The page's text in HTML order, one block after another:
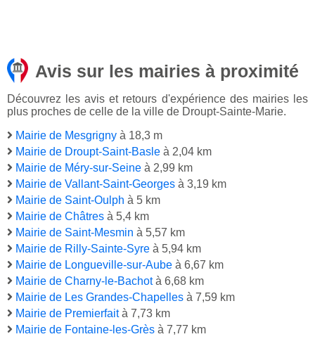
Avis sur les mairies à proximité
Découvrez les avis et retours d'expérience des mairies les
plus proches de celle de la ville de Droupt-Sainte-Marie.
Mairie de Mesgrigny à 18,3 m
Mairie de Droupt-Saint-Basle à 2,04 km
Mairie de Méry-sur-Seine à 2,99 km
Mairie de Vallant-Saint-Georges à 3,19 km
Mairie de Saint-Oulph à 5 km
Mairie de Châtres à 5,4 km
Mairie de Saint-Mesmin à 5,57 km
Mairie de Rilly-Sainte-Syre à 5,94 km
Mairie de Longueville-sur-Aube à 6,67 km
Mairie de Charny-le-Bachotà 6,68 km
Mairie de Les Grandes-Chapelles à 7,59 km
Mairie de Premierfaità 7,73 km
Mairie de Fontaine-les-Grès à 7,77 km